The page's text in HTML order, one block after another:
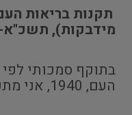
תקנות בריאות
מידבקות), תשכ"א-
העם, 1940, אני מתקין תקנות אלה: